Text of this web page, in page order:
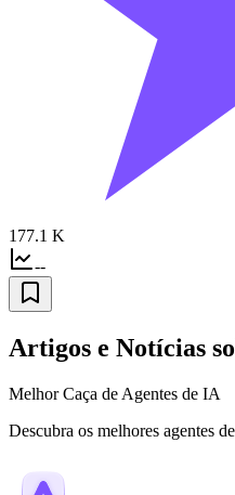
177.1 K
--
Artigos e Notícias
Melhor Caça de Agentes de IA
Descubra os melhores agentes